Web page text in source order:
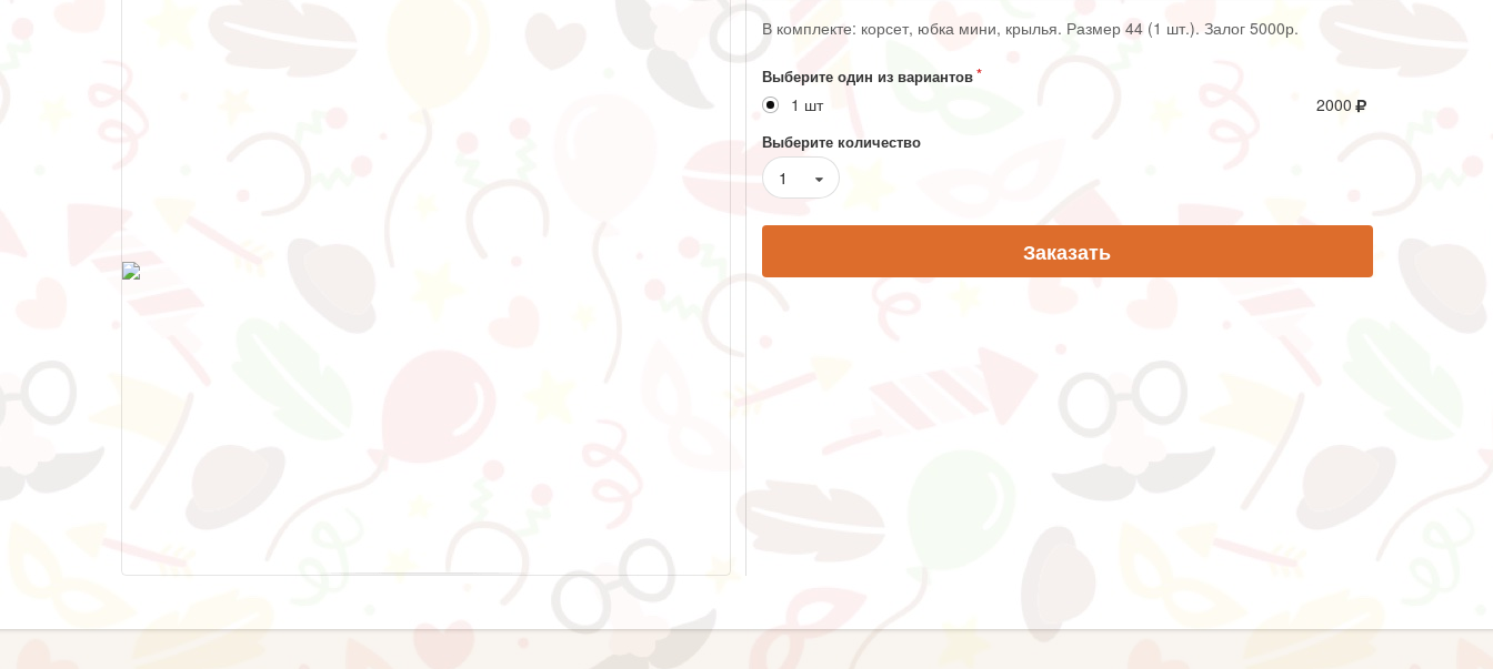
В комплекте: корсет, юбка мини, крылья. Размер 44 (1 шт.). Залог 5000р.
Выберите один из вариантов
1 шт 2000
Выберите количество
1
Заказать